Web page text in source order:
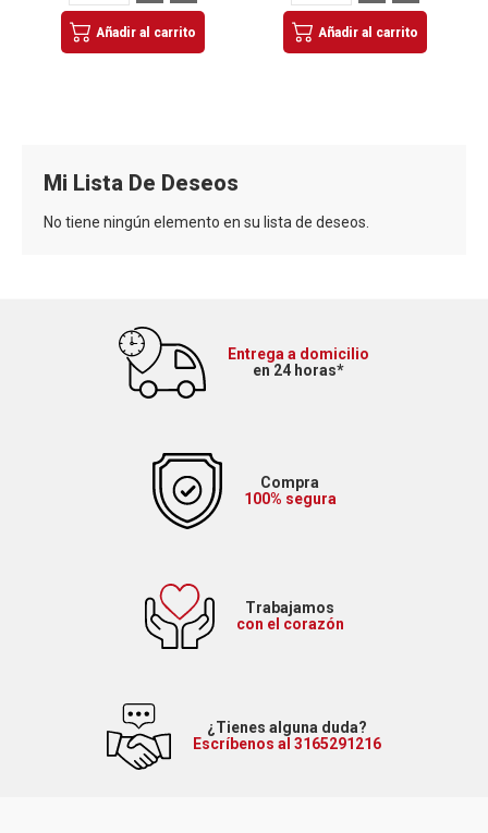
Añadir al carrito Añadir al carrito
Mi Lista De Deseos
No tiene ningún elemento en su lista de deseos.
Entrega a domicilio
en 24 horas*
Compra
100% segura
Trabajamos
con el corazón
¿Tienes alguna duda?
Escríbenos al 3165291216